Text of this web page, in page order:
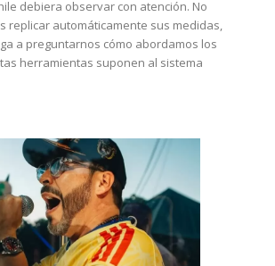
debiera observar con atención. No
replicar automáticamente sus medidas,
a preguntarnos cómo abordamos los
herramientas suponen al sistema